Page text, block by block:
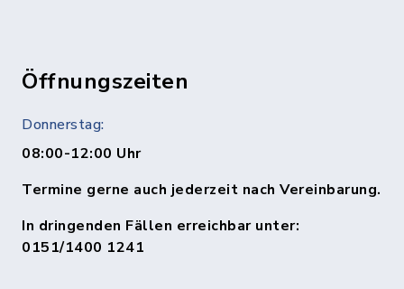
Öffnungszeiten
Donnerstag:
08:00-12:00 Uhr
Termine gerne auch jederzeit nach Vereinbarung.
In dringenden Fällen erreichbar unter:
0151/1400 1241